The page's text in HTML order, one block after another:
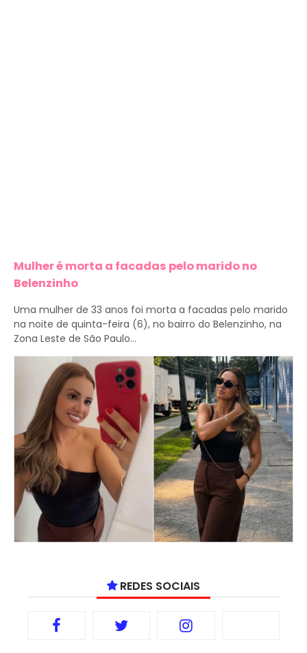
Mulher é morta a facadas pelo marido no
Belenzinho
Uma mulher de 33 anos foi morta a facadas pelo marido
na noite de quinta-feira (6), no bairro do Belenzinho, na
Zona Leste de São Paulo...
REDES SOCIAIS